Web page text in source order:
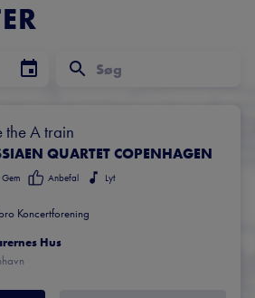
the A train
QUARTET COPENHAGEN
Gem Anbefal Lyt
Koncertforening
Hus